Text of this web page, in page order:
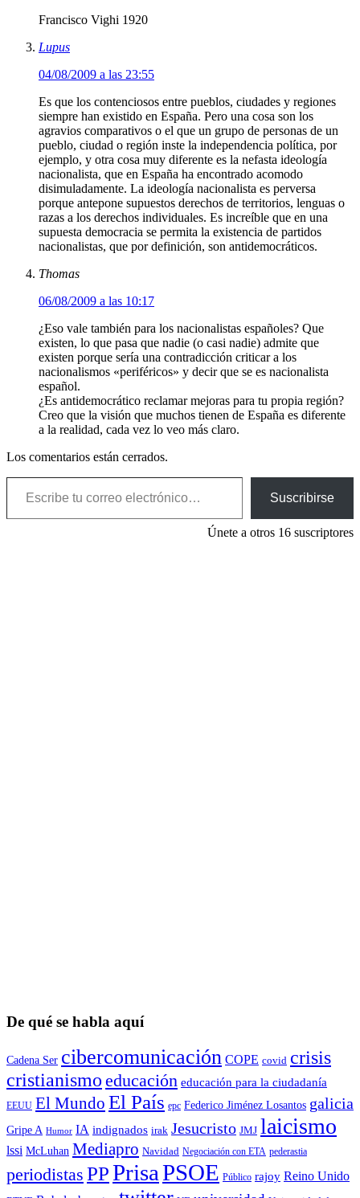
Francisco Vighi 1920
Lupus
04/08/2009 a las 23:55
Es que los contenciosos entre pueblos, ciudades y regiones
siempre han existido en España. Pero una cosa son los
agravios comparativos o el que un grupo de personas de un
pueblo, ciudad o región inste la independencia política, por
ejemplo, y otra cosa muy diferente es la nefasta ideología
nacionalista, que en España ha encontrado acomodo
disimuladamente. La ideología nacionalista es perversa
porque antepone supuestos derechos de territorios, lenguas o
razas a los derechos individuales. Es increíble que en una
supuesta democracia se permita la existencia de partidos
nacionalistas, que por definición, son antidemocráticos.
Thomas
06/08/2009 a las 10:17
¿Eso vale también para los nacionalistas españoles? Que
existen, lo que pasa que nadie (o casi nadie) admite que
existen porque sería una contradicción criticar a los
nacionalismos «periféricos» y decir que se es nacionalista
español.
¿Es antidemocrático reclamar mejoras para tu propia región?
Creo que la visión que muchos tienen de España es diferente
a la realidad, cada vez lo veo más claro.
Los comentarios están cerrados.
Escribe tu correo electrónico…
Suscribirse
Únete a otros 16 suscriptores
De qué se habla aquí
Cadena Ser cibercomunicación COPE covid crisis
cristianismo educación educación para la ciudadaní­a
EEUU El Mundo El País epc Federico Jiménez Losantos galicia
Gripe A Humor IA indignados irak Jesucristo JMJ laicismo
lssi McLuhan Mediapro Navidad Negociación con ETA pederastia
periodistas PPPrisaPSOE Público rajoy Reino Unido